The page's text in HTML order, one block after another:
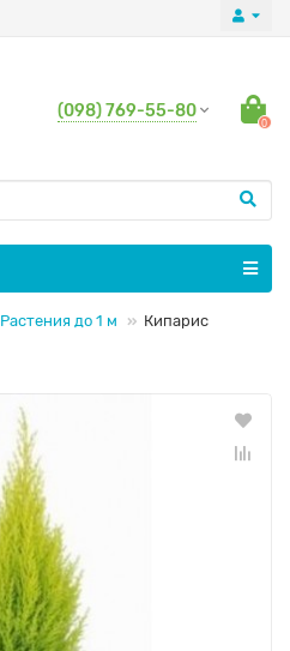
(098) 769-55-80
0
Растения до 1 м Кипарис